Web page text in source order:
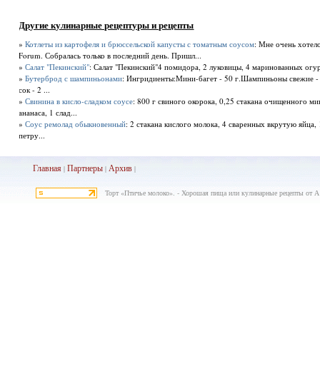
Другие кулинарные рецептуры и рецепты
»Котлеты из картофеля и брюссельской капусты с томатным соусом: Мне очень
Forum. Собралась только в последний день. Пришл...
»Салат "Пекинский": Салат "Пекинский"4 помидора, 2 луковицы, 4 маринованных
»Бутерброд с шампиньонами: Ингридиенты:Мини-багет - 50 г.Шампиньоны свежие
сок - 2 ...
»Свинина в кисло-сладком соусе: 800 г свиного окорока, 0,25 стакана очищенного
ананаса, 1 слад...
»Соус ремолад обыкновенный: 2 стакана кислого молока, 4 сваренных вкрутую
петру...
Главная |Партнеры |Архив |
Торт «Птичье молоко». - Хорошая пища или кулинарные рецепты от